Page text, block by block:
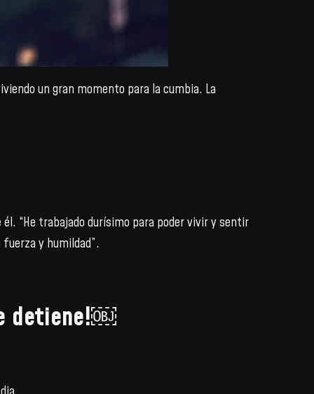
un gran momento para la cumbia. La
“He trabajado durísimo para poder vivir y sentir
y humildad”.
detiene!￼